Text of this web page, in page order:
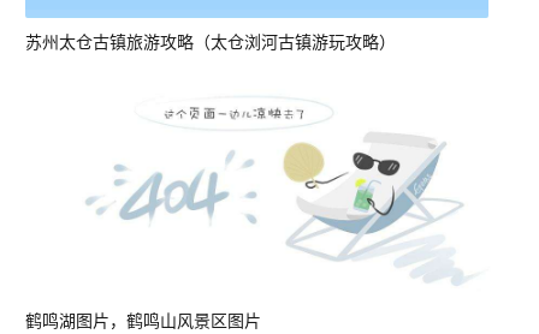
苏州太仓古镇旅游攻略（太仓浏河古镇游玩攻略）
鹤鸣湖图片，鹤鸣山风景区图片